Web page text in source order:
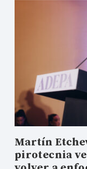
Martín
pirotecnia